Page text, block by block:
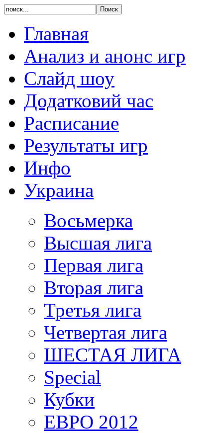
Главная
Анализ и анонс игр
Слайд шоу
Додатковий час
Расписание
Результаты игр
Инфо
Украина
Восьмерка
Высшая лига
Первая лига
Вторая лига
Третья лига
Четвертая лига
ШЕСТАЯ ЛИГА
Special
Кубки
ЕВРО 2012